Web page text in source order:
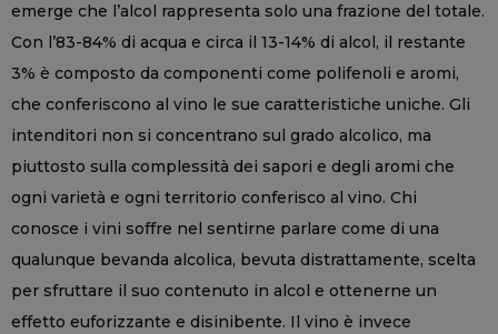
emerge che l’alcol rappresenta solo una frazione del totale.
Con l’83-84% di acqua e circa il 13-14% di alcol, il restante
3% è composto da componenti come polifenoli e aromi,
che conferiscono al vino le sue caratteristiche uniche. Gli
intenditori non si concentrano sul grado alcolico, ma
piuttosto sulla complessità dei sapori e degli aromi che
ogni varietà e ogni territorio conferisco al vino. Chi
conosce i vini soffre nel sentirne parlare come di una
qualunque bevanda alcolica, bevuta distrattamente, scelta
per sfruttare il suo contenuto in alcol e ottenerne un
effetto euforizzante e disinibente. Il vino è invece